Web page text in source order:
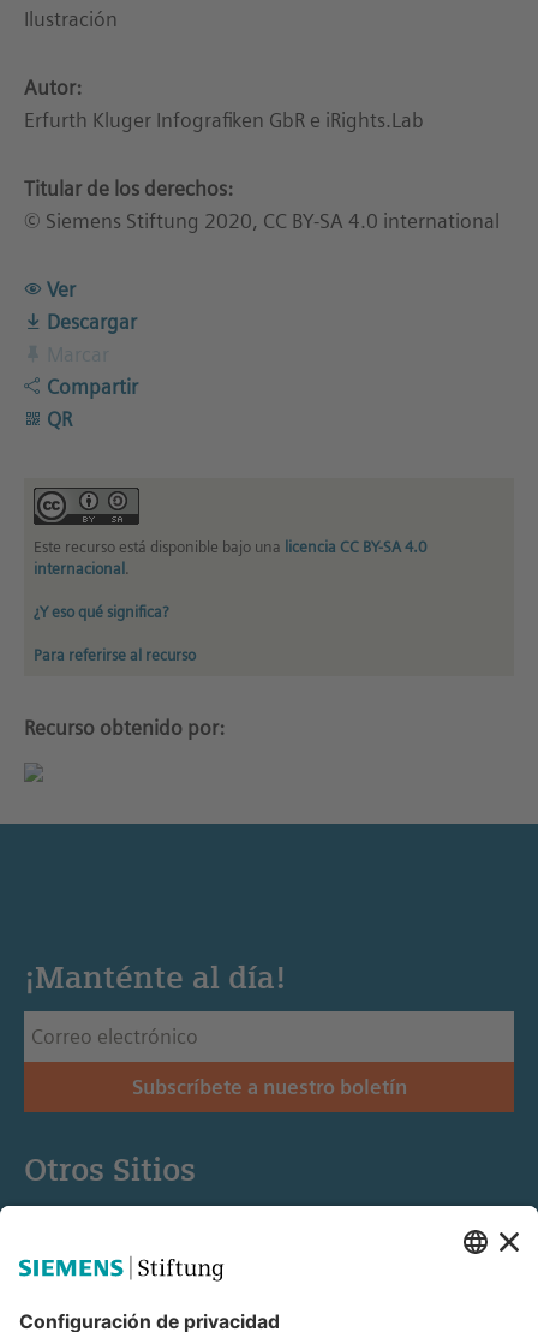
Ilustración
Autor:
Erfurth Kluger Infografiken GbR e iRights.Lab
Titular de los derechos:
© Siemens Stiftung 2020, CC BY-SA 4.0 international
Ver
Descargar
Compartir
QR
Este recurso está disponible bajo una licencia CC BY-SA 4.0
internacional.
¿Y eso qué significa?
Para referirse al recurso
Recurso obtenido por:
¡Manténte al día!
Subscríbete a nuestro boletín
Otros Sitios
Educación STEM